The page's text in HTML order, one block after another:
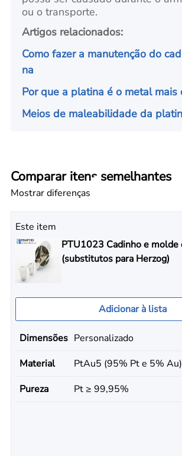
ou o transporte.
Artigos relacionados:
Como fazer a manutenção do
na
Por que a platina é o metal mais
Meios de maleabilidade da
Comparar itens semelhantes
Mostrar diferenças
Este item
PTU1023 Cadinho e molde
(substitutos para Herzog)
Adicionar à lista
Dimensões Personalizado
Material
PtAu5 (95% Pt e 5% Au)
Pureza
Pt ≥ 99,95%